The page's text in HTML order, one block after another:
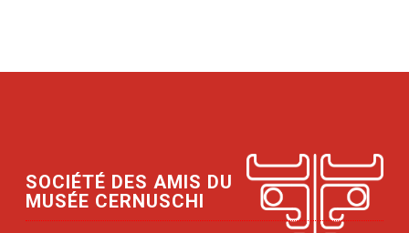
SOCIÉTÉ DES AMIS DU
MUSÉE CERNUSCHI